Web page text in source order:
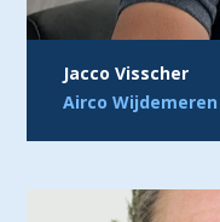
Jacco Visscher
Airco Wijdemeren